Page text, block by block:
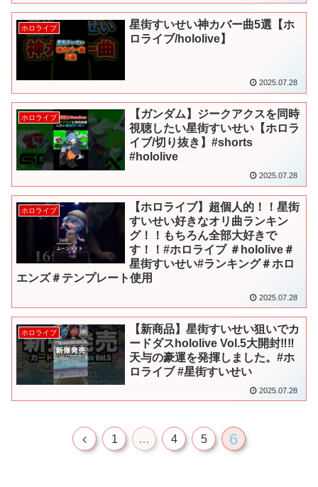
ホロライブ
星街すいせい神カバー曲5選【ホ
ロライブ/hololive】
2025.07.28
ホロライブ
【ガンダム】ジークアクスを同時
視聴したい星街すいせい【ホロラ
イブ/切り抜き】#shorts
#hololive
2025.07.28
ホロライブ
【ホロライブ】超個人的！！星街
すいせい好きなオリ曲ランキン
グ！！もちろん全部大好きで
す！！#ホロライブ ＃hololive＃
星街すいせい#ランキング＃ホロ
エンズ＃テンプレート使用
2025.07.28
ホロライブ
【新商品】星街すいせい狙いでカ
ードダスhololive Vol.5大開封‼︎‼︎
天与の豪運を発揮しました。#ホ
ロライブ #星街すいせい
2025.07.28
前
1 … 4 5 6